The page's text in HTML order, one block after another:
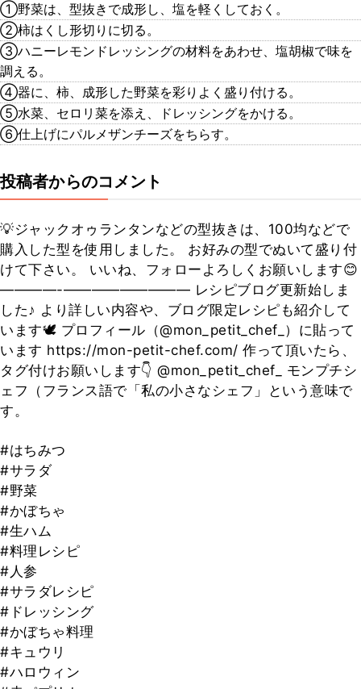
①野菜は、型抜きで成形し、塩を軽くしておく。
②柿はくし形切りに切る。
③ハニーレモンドレッシングの材料をあわせ、塩胡椒で味を
調える。
④器に、柿、成形した野菜を彩りよく盛り付ける。
⑤水菜、セロリ菜を添え、ドレッシングをかける。
⑥仕上げにパルメザンチーズをちらす。
投稿者からのコメント
💡ジャックオゥランタンなどの型抜きは、100均などで
購入した型を使用しました。 お好みの型でぬいて盛り付
けて下さい。 いいね、フォローよろしくお願いします😊
————-————————— レシピブログ更新始しま
した♪ より詳しい内容や、ブログ限定レシピも紹介して
います🕊 プロフィール（@mon_petit_chef_）に貼って
います https://mon-petit-chef.com/ 作って頂いたら、
タグ付けお願いします👇 @mon_petit_chef_ モンプチシ
ェフ（フランス語で「私の小さなシェフ」という意味で
す。
#はちみつ
#サラダ
#野菜
#かぼちゃ
#生ハム
#料理レシピ
#人参
#サラダレシピ
#ドレッシング
#かぼちゃ料理
#キュウリ
#ハロウィン